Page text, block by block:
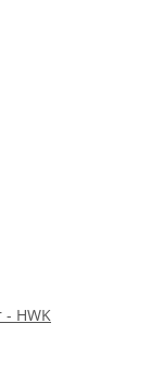
HWK